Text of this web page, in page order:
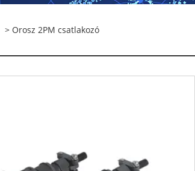
> Orosz 2PM csatlakozó